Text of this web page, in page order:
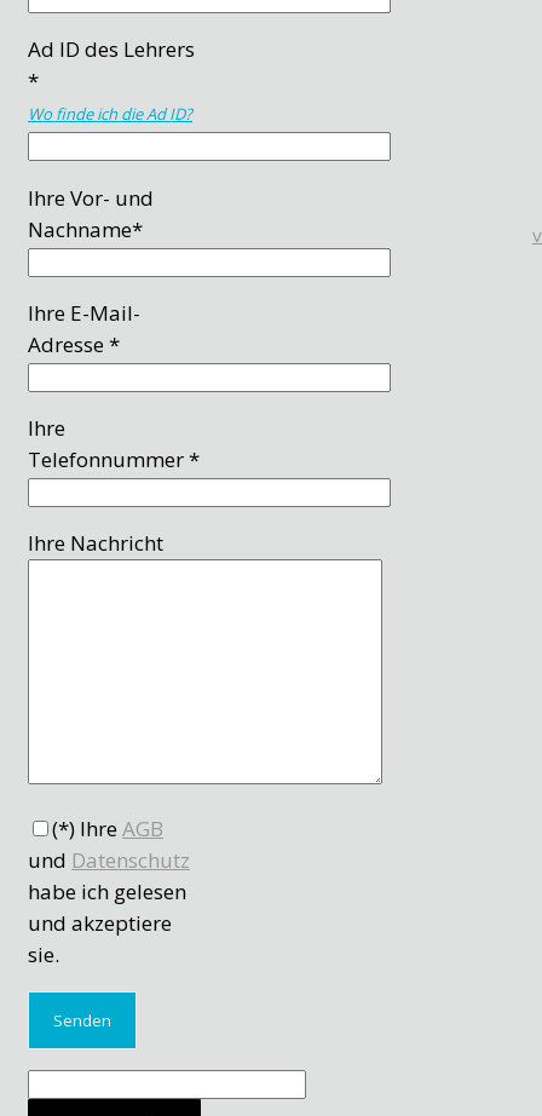
Ad ID des Lehrers
*
Wo finde ich die Ad ID?
Ihre Vor- und
Nachname*
Ihre E-Mail-
Adresse *
Ihre
Telefonnummer *
Ihre Nachricht
(*) IhreAGB
und Datenschutz
habe ich gelesen
und akzeptiere
sie.